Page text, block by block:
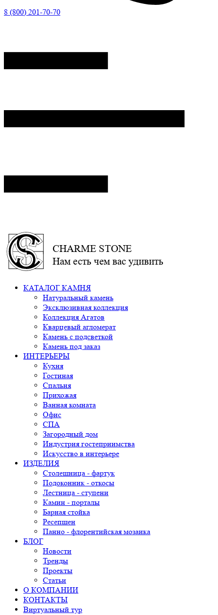
8 (800) 201-70-70
CHARME STONE
Нам есть чем вас удивить
КАТАЛОГ КАМНЯ
Натуральный камень
Эксклюзивная коллекция
Коллекция Агатов
Кварцевый агломерат
Камень с подсветкой
Камень под заказ
ИНТЕРЬЕРЫ
Кухня
Гостиная
Спальня
Прихожая
Ванная комната
Офис
СПА
Загородный дом
Индустрия гостеприимства
Искусство в интерьере
ИЗДЕЛИЯ
Столешница - фартук
Подоконник - откосы
Лестница - ступени
Камин - порталы
Барная стойка
Ресепшен
Панно - флорентийская мозаика
БЛОГ
Новости
Тренды
Проекты
Статьи
О КОМПАНИИ
КОНТАКТЫ
Виртуальный тур